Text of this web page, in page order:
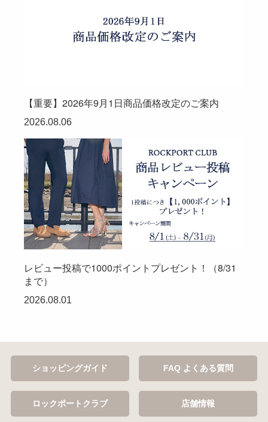
【重要】2026年9月1日商品価格改定のご案内
2026.08.06
レビュー投稿で1000ポイントプレゼント！（8/31
まで）
2026.08.01
ショッピングガイド FAQ よくある質問
ロックポートクラブ 店舗情報